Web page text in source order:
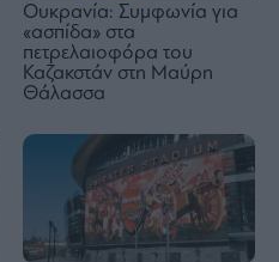
Ουκρανία: Συμφωνία για
«ασπίδα» στα
πετρελαιοφόρα του
Καζακστάν στη Μαύρη
Θάλασσα